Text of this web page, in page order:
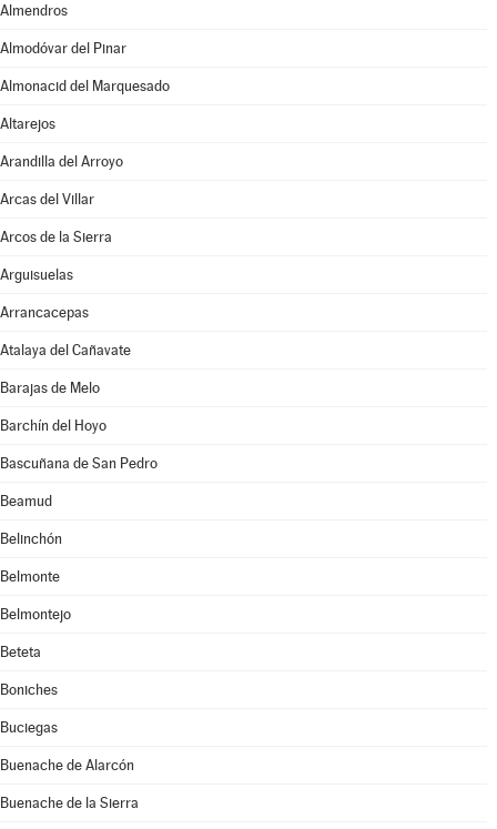
Almendros
Almodóvar del Pinar
Almonacid del Marquesado
Altarejos
Arandilla del Arroyo
Arcas del Villar
Arcos de la Sierra
Arguisuelas
Arrancacepas
Atalaya del Cañavate
Barajas de Melo
Barchín del Hoyo
Bascuñana de San Pedro
Beamud
Belinchón
Belmonte
Belmontejo
Beteta
Boniches
Buciegas
Buenache de Alarcón
Buenache de la Sierra